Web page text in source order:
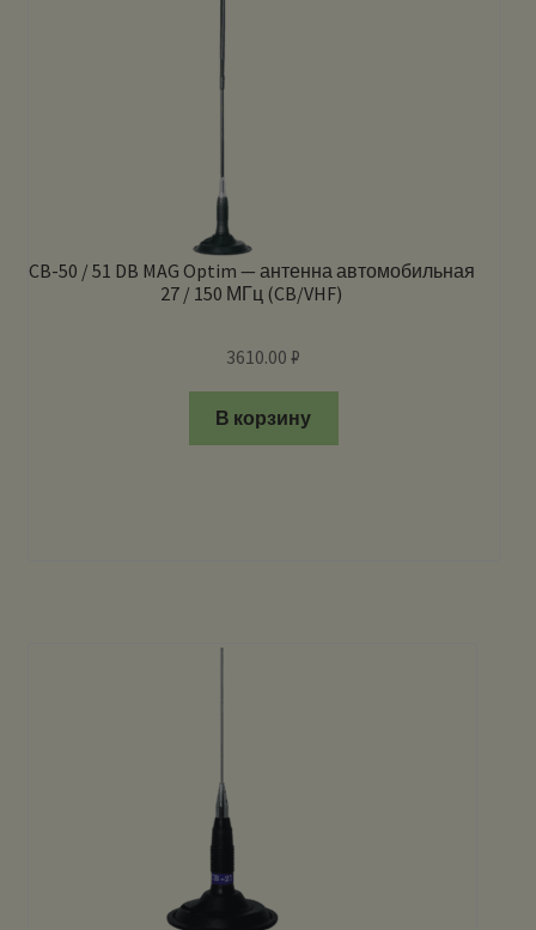
CB-50 / 51 DB MAG Optim — антенна автомобильная
27 / 150 МГц (CB/VHF)
3610.00₽
В корзину